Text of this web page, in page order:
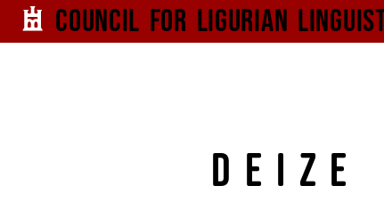
Council for Ligurian
DEIZE